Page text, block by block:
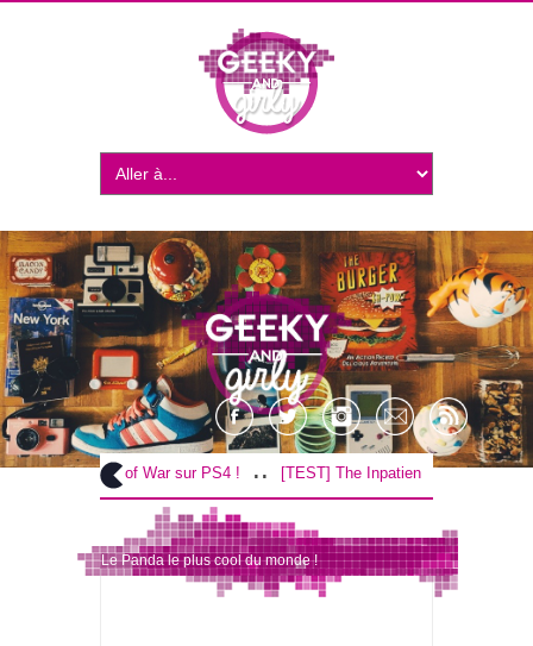
[TEST] God of War sur PS4 ! .. [TEST] The Inpatient sur PS4 / VR ! ..
Le Panda le plus cool du monde !